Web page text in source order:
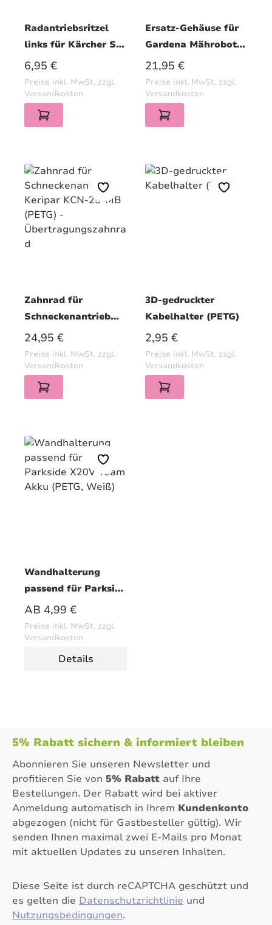
Radantriebsritzel
links für Kärcher S4
/ S4 Twin & S 650 –
ohne Sicherungsring
REGULÄRER PREIS:
6,95 €
Preise inkl. MwSt. zzgl.
Versandkosten
Ersatz-Gehäuse für
Gardena Mähroboter
Radmotor (R40Li,
R70Li u.a.) – ASA
REGULÄRER PREIS:
21,95 €
Preise inkl. MwSt. zzgl.
Versandkosten
Zahnrad für
Schneckenantrieb
Keripar KCN-25-MB
(PETG) -
Übertragungszahnra
REGULÄRER PREIS:
24,95 €
Preise inkl. MwSt. zzgl.
Versandkosten
3D-gedruckter
Kabelhalter (PETG)
REGULÄRER PREIS:
2,95 €
Preise inkl. MwSt. zzgl.
Versandkosten
Wandhalterung
passend für Parkside
X20V Team Akku
(PETG, Weiß)
REGULÄRER PREIS:
AB 4,99 €
Preise inkl. MwSt. zzgl.
Versandkosten
Details
5% Rabatt sichern & informiert bleiben
Abonnieren Sie unseren Newsletter und
profitieren Sie von 5% Rabatt auf Ihre
Bestellungen. Der Rabatt wird bei aktiver
Anmeldung automatisch in Ihrem Kundenkonto
abgezogen (nicht für Gastbesteller gültig). Wir
senden Ihnen maximal zwei E-Mails pro Monat
mit aktuellen Updates zu unseren Inhalten.
Diese Seite ist durch reCAPTCHA geschützt und
es gelten die Datenschutzrichtlinie und
Nutzungsbedingungen.